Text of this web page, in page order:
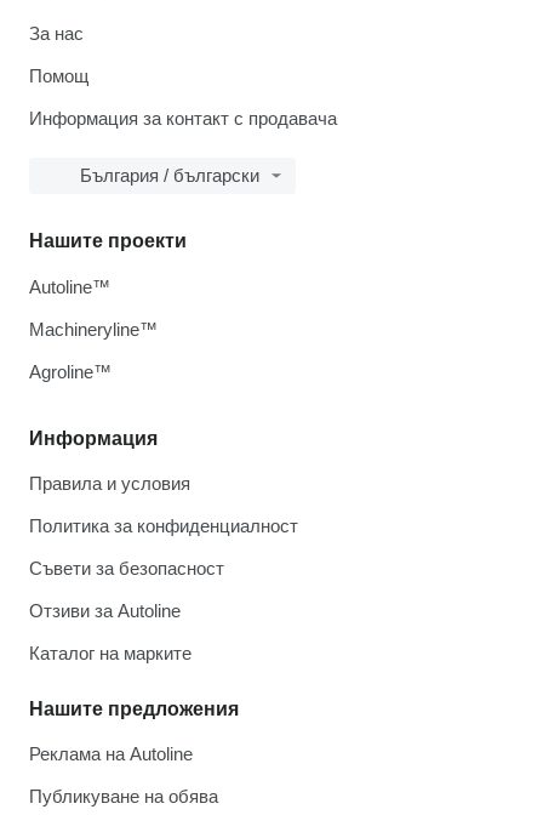
За нас
Помощ
Информация за контакт с продавача
България / български
Информация
Правила и условия
Политика за конфиденциалност
Съвети за безопасност
Отзиви за Autoline
Каталог на марките
Нашите предложения
Реклама на Autoline
Публикуване на обява
Нашите проекти
Autoline™
Machineryline™
Agroline™